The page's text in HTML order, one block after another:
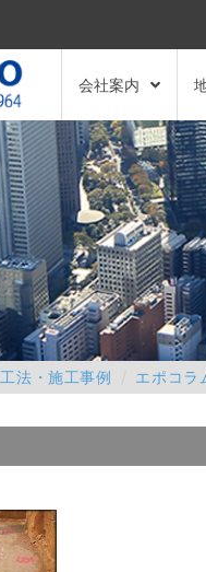
会社案内
工法・施工事例 エポコラ